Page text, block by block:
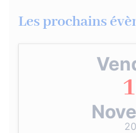
Les prochains